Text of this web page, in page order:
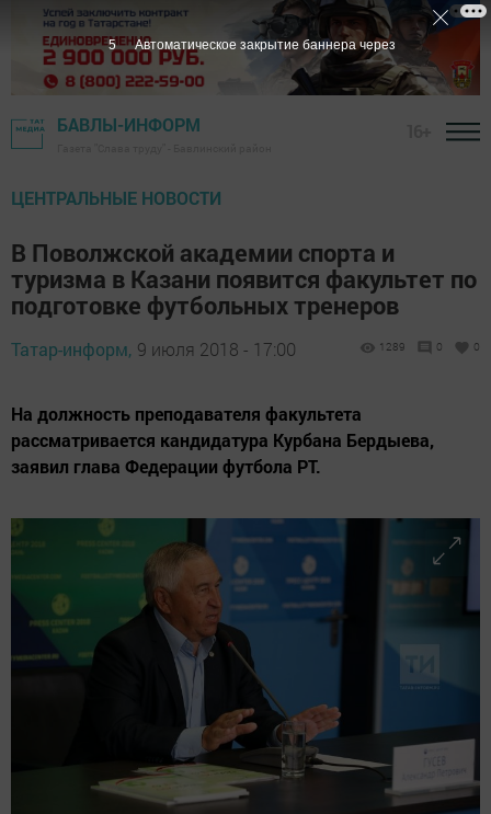
БАВЛЫ-ИНФОРМ
ЦЕНТРАЛЬНЫЕ НОВОСТИ
В Поволжской академии спорта и
туризма в Казани появится факультет по
подготовке футбольных тренеров
Татар-информ, 9 июля 2018 - 17:00 1289 0 0
На должность преподавателя факультета
рассматривается кандидатура Курбана Бердыева,
заявил глава Федерации футбола РТ.
4 Автоматическое закрытие баннера через